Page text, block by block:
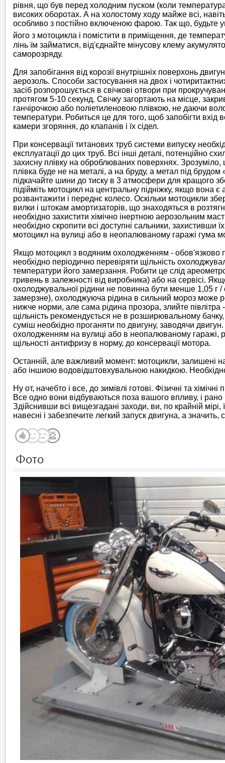
рівня, що був перед холодним пуском (коли
високих оборотах. А на холостому ходу майже всі,
особливо з постійно включеною фарою. Так що, будьте
його з мотоцикла і помістити в приміщення, де
лінь їм займатися, від'єднайте мінусову клему
саморозряду.
Для запобігання від корозії внутрішніх поверхонь
аерозоль. Способи застосування на двох і
засіб розпорошується в свічкові отвори при
протягом 5-10 секунд. Свічку загортають на місце,
ганчірочкою або поліетиленовою плівкою, не даючи
температури. Робиться це для того, щоб запобігти вхід
камери згоряння, до клапанів і їх сідел.
При консервації титанових труб системи випуску
експлуатації до цих труб. Всі інші деталі, потенційно
захисну плівку на оброблюваних поверхнях.
плівка буде не на металі, а на бруду, а метал під
підкачайте шини до тиску в 3 атмосфери для кращого
підійміть мотоцикл на центральну підніжку, якщо вона
розвантажити і переднє колесо. Оскільки мотоцикли
вилки і штокам амортизаторів, що знаходяться в
необхідно захистити хімічно інертною аерозольним
необхідно скропити всі доступні сальники, захистивши
мотоцикл на вулиці або в неопалюваному гаражі гума
Якщо мотоцикл з водяним охолодженням - обов'язково
необхідно періодично перевіряти щільність
температури його замерзання. Робити це слід
гривень в залежності від виробника) або на сервісі.
охолоджувальної рідини не повинна бути менше 1,05 г /
замерзне), охолоджуюча рідина в сильний мороз може
нижче норми, але сама рідина прозора, злийте півлітра
щільність рекомендується не в розширювальному
суміш необхідно проганяти по двигуну, заводячи
охолодженням на вулиці або в неопалюваному гаражі,
щільності антифризу в норму, до консервації мотора.
Останній, але важливий момент: мотоцикли, залишені
або іншиою водовідштовхувальною накидкою.
Ну от, начебто і все, до зимівлі готові. Фізичні та
Все одно вони відбуваються поза вашого впливу, і
Здійснивши всі вищезгадані заходи, ви, по крайній
навесні і забезпечите легкий запуск двигуна, а
Фото